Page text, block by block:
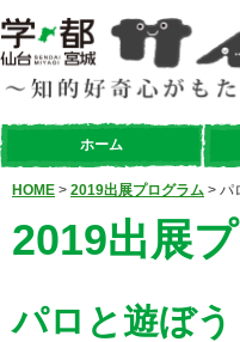
ホーム
HOME > 2019出展プログラム > パ
2019出展
パロと遊ぼ